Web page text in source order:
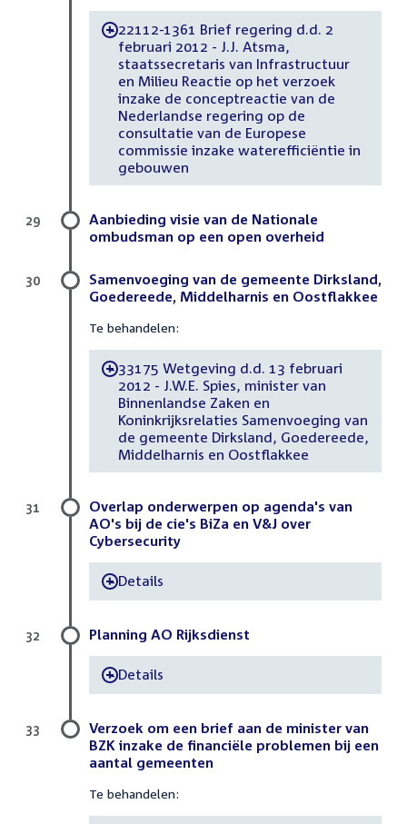
-22112-1361 Brief regering d.d. 2
februari 2012 - J.J. Atsma,
staatssecretaris van Infrastructuur
en Milieu Reactie op het verzoek
inzake de conceptreactie van de
Nederlandse regering op de
consultatie van de Europese
commissie inzake waterefficiëntie in
gebouwen
Aanbieding visie van de Nationale
ombudsman op een open overheid
29
Samenvoeging van de gemeente Dirksland,
Goedereede, Middelharnis en Oostflakkee
Te behandelen:
-33175 Wetgeving d.d. 13 februari
2012 - J.W.E. Spies, minister van
Binnenlandse Zaken en
Koninkrijksrelaties Samenvoeging van
de gemeente Dirksland, Goedereede,
Middelharnis en Oostflakkee
30
Overlap onderwerpen op agenda's van
AO's bij de cie's BiZa en V&J over
Cybersecurity
-Details
31
Planning AO Rijksdienst
-Details
32
Verzoek om een brief aan de minister van
BZK inzake de financiële problemen bij een
aantal gemeenten
Te behandelen:
33